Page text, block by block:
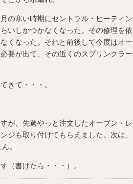
の寒い時期にセントラル・ヒーティン
いしかつかなくなった。その修理を依
くなった。それと前後して今度はオー
要が出て、その近くのスプリンクラー
きて・・・。
が、先週やっと注文したオーブン・レ
ジも取り付けてもらえました。次は、
。
（書けたら・・・）。